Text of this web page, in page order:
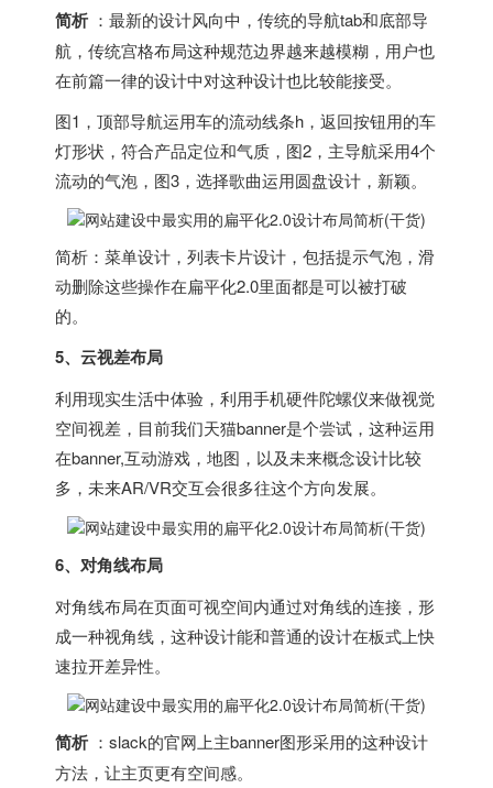
简析 ：最新的设计风向中，传统的导航tab和底部导
航，传统宫格布局这种规范边界越来越模糊，用户也
在前篇一律的设计中对这种设计也比较能接受。
图1，顶部导航运用车的流动线条h，返回按钮用的车
灯形状，符合产品定位和气质，图2，主导航采用4个
流动的气泡，图3，选择歌曲运用圆盘设计，新颖。
简析：菜单设计，列表卡片设计，包括提示气泡，滑
动删除这些操作在扁平化2.0里面都是可以被打破
的。
5、云视差布局
利用现实生活中体验，利用手机硬件陀螺仪来做视觉
空间视差，目前我们天猫banner是个尝试，这种运用
在banner,互动游戏，地图，以及未来概念设计比较
多，未来AR/VR交互会很多往这个方向发展。
6、对角线布局
对角线布局在页面可视空间内通过对角线的连接，形
成一种视角线，这种设计能和普通的设计在板式上快
速拉开差异性。
简析 ：slack的官网上主banner图形采用的这种设计
方法，让主页更有空间感。